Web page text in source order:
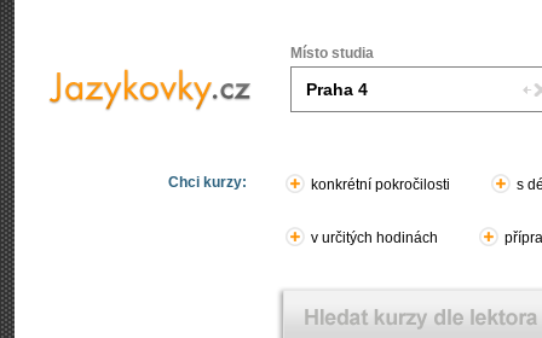
Místo studia
Chci kurzy: konkrétní pokročilosti s
v určitých hodinách